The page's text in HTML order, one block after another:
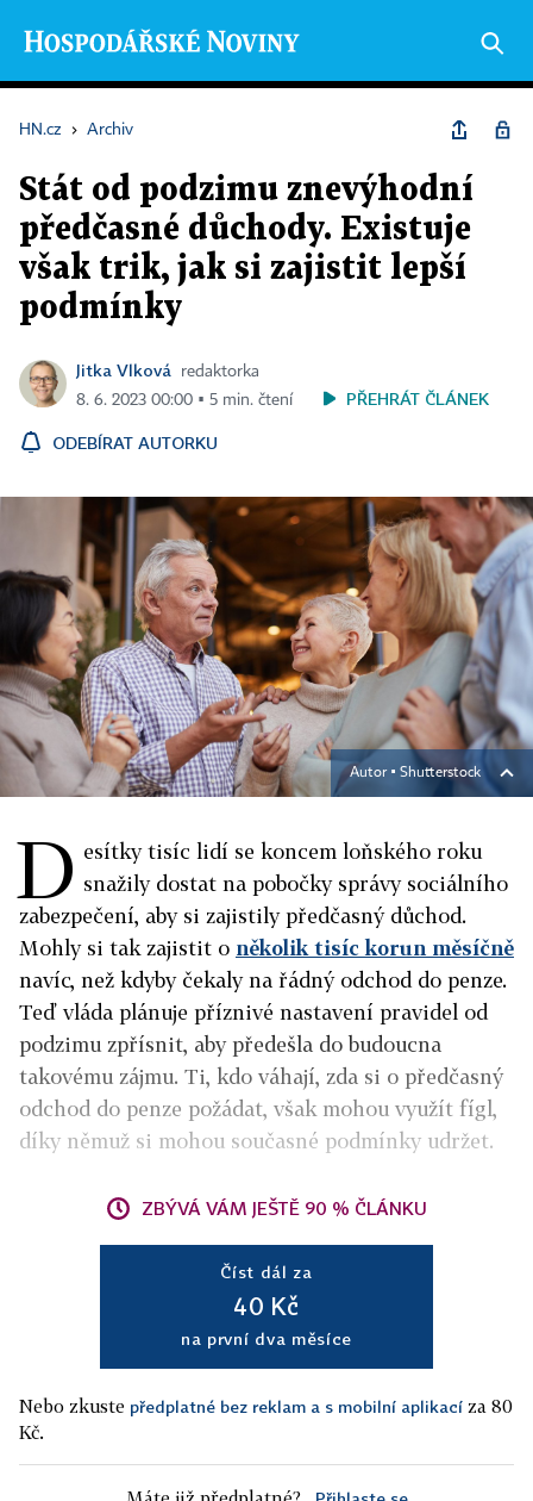
HN.cz › Archiv
Stát od podzimu znevýhodní
předčasné důchody. Existuje
však trik, jak si zajistit lepší
podmínky
Jitka Vlková
redaktorka
8. 6. 2023 00:00 ▪ 5 min. čtení
PŘEHRÁT ČLÁNEK
ODEBÍRAT AUTORKU
Autor ▪ Shutterstock
D esítky tisíc lidí se koncem loňského roku
snažily dostat na pobočky správy sociálního
zabezpečení, aby si zajistily předčasný důchod.
Mohly si tak zajistit o několik tisíc korun měsíčně
navíc, než kdyby čekaly na řádný odchod do penze.
Teď vláda plánuje příznivé nastavení pravidel od
podzimu zpřísnit, aby předešla do budoucna
takovému zájmu. Ti, kdo váhají, zda si o předčasný
odchod do penze požádat, však mohou využít fígl,
díky němuž si mohou současné podmínky udržet.
ZBÝVÁ VÁM JEŠTĚ 90 % ČLÁNKU
Číst dál za
40 Kč
na první dva měsíce
Nebo zkuste předplatné bez reklam a s mobilní aplikací za 80
Kč.